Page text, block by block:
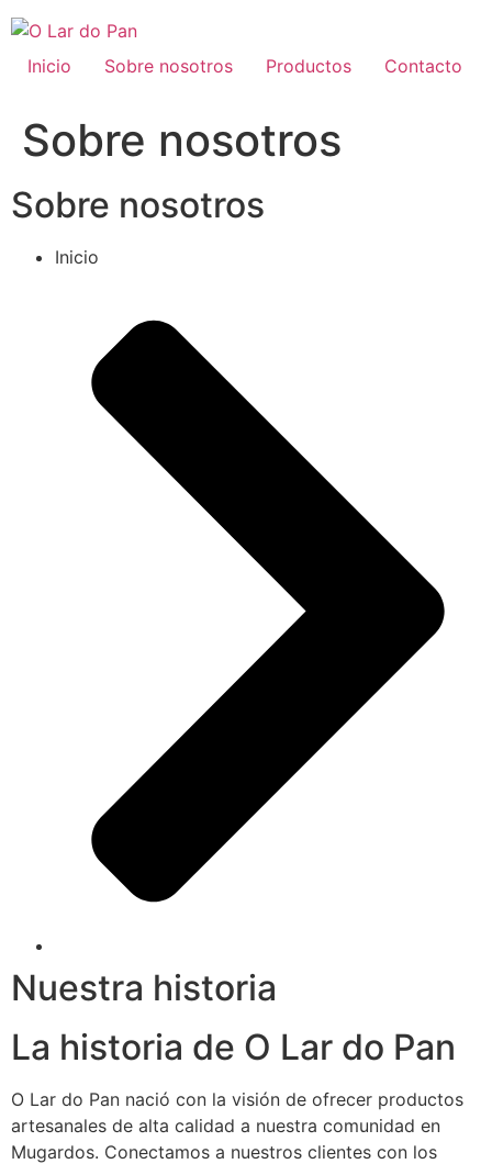
al
contenido
Inicio Sobre nosotros Productos Contacto
Sobre nosotros
Sobre nosotros
Inicio
Nuestra historia
La historia de O Lar do Pan
O Lar do Pan nació con la visión de ofrecer productos
artesanales de alta calidad a nuestra comunidad en
Mugardos. Conectamos a nuestros clientes con los